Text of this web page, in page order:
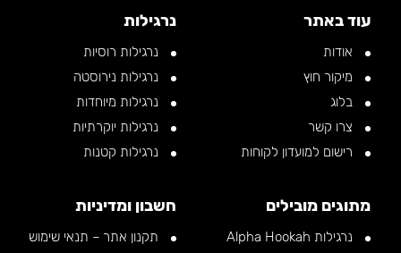
עוד באתר
אודות
מיקור חוץ
בלוג
צרו קשר
רישום למועדון לקוחות
נרגילות
נרגילות רוסיות
נרגילות נירוסטה
נרגילות מיוחדות
נרגילות יוקרתיות
נרגילות קטנות
מתוגים מובילים
נרגילות Alpha Hookah
חשבון ומדיניות
תקנון אתר – תנאי שימוש